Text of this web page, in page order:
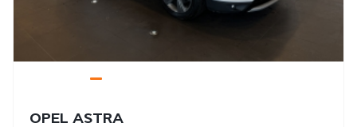
OPEL ASTRA